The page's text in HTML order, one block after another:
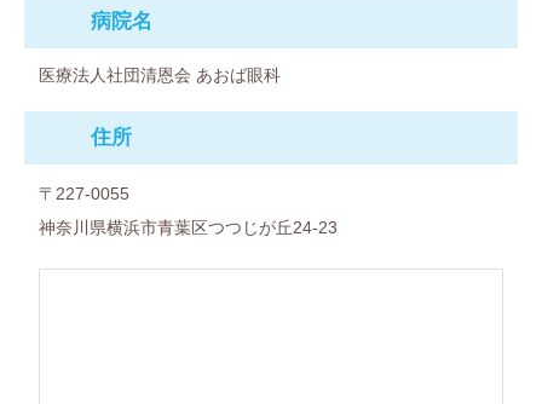
病院名
医療法人社団清恩会 あおば眼科
住所
〒227-0055
神奈川県横浜市青葉区つつじが丘24-23